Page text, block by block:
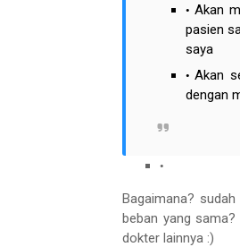
Akan
pasien
saya
Akan
dengan
Bagaimana?
beban yang
dokter lainnya :)